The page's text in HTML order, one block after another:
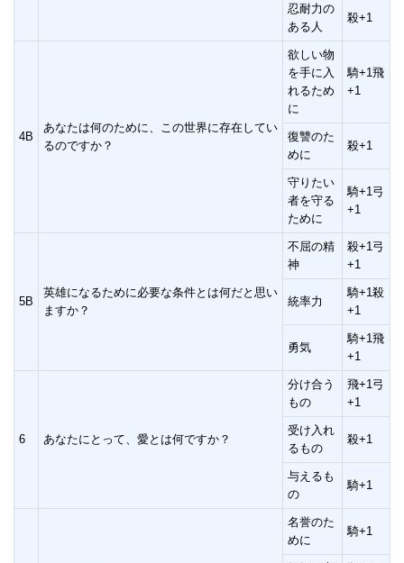
忍耐力の
ある人
殺+1
4B
あなたは何のために、この世界に存在してい
るのですか？
欲しい物
を手に入
れるため
に
騎+1飛
+1
復讐のた
めに
殺+1
守りたい
者を守る
ために
騎+1弓
+1
5B
英雄になるために必要な条件とは何だと思い
ますか？
不屈の精
神
殺+1弓
+1
統率力
騎+1殺
+1
勇気
騎+1飛
+1
6 あなたにとって、愛とは何ですか？
分け合う
もの
飛+1弓
+1
受け入れ
るもの
殺+1
与えるも
の
騎+1
名誉のた
めに
騎+1